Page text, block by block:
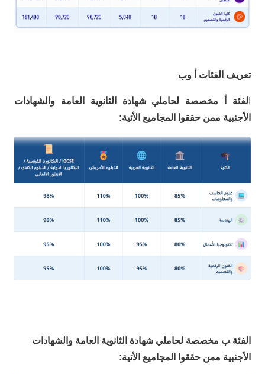
تعريف الفئات أ وب
لفئة أ مخصصة لحاملي شهادة الثانوية العامة والشهادات
الأجنبية ممن حققوا المجاميع الأتية:
الفئة ب مخصصة لحاملي شهادة الثانوية العامة والشهادات
الأجنبية ممن حققوا المجاميع الأتية: